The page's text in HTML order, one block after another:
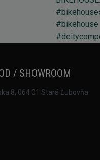
/ SHOWROOM
8, 064 01 Stará Ľubovňa